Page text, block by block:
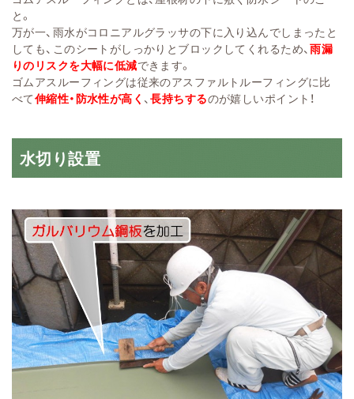
と。
万が一、雨水がコロニアルグラッサの下に入り込んでしまったと
しても、このシートがしっかりとブロックしてくれるため、雨漏
りのリスクを大幅に低減できます。
ゴムアスルーフィングは従来のアスファルトルーフィングに比
べて伸縮性・防水性が高く 、長持ちするのが嬉しいポイント！
水切り設置